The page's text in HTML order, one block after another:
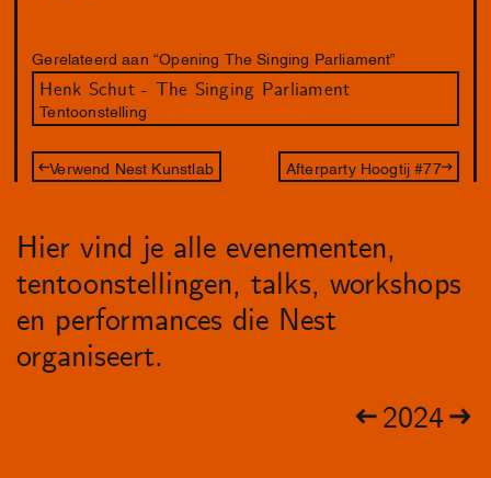
Gerelateerd aan “Opening The Singing Parliament”
Henk Schut - The Singing Parliament
Tentoonstelling
Verwend Nest Kunstlab Afterparty Hoogtij #77
Hier vind je alle evenementen,
tentoonstellingen, talks, workshops
en performances die Nest
organiseert.
2024